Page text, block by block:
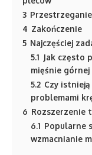
3
4 Zakończenie
5 Najczęściej
5.1 Jak często
mięśnie górnej
5.2 Czy
problemami
6 Rozszerzenie
6.1 Popularne
wzmacnianie